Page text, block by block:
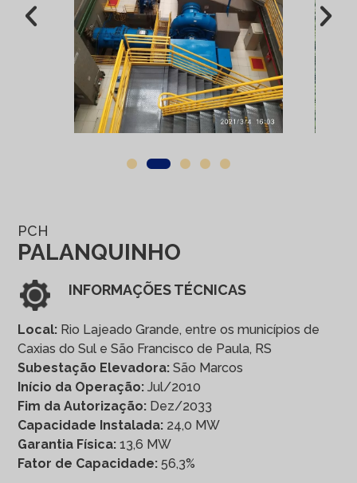
PCH
PALANQUINHO
INFORMAÇÕES TÉCNICAS
Local: Rio Lajeado Grande, entre os municípios de
Caxias do Sul e São Francisco de Paula, RS
Subestação Elevadora: São Marcos
Início da Operação: Jul/2010
Fim da Autorização: Dez/2033
Capacidade Instalada: 24,0 MW
Garantia Física: 13,6 MW
Fator de Capacidade: 56,3%